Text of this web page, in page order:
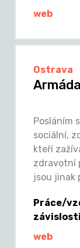
web
Ostrava
Posláním
sociální,
kteří
zdravotní
jsou jinak
Práce/
závislosti
web